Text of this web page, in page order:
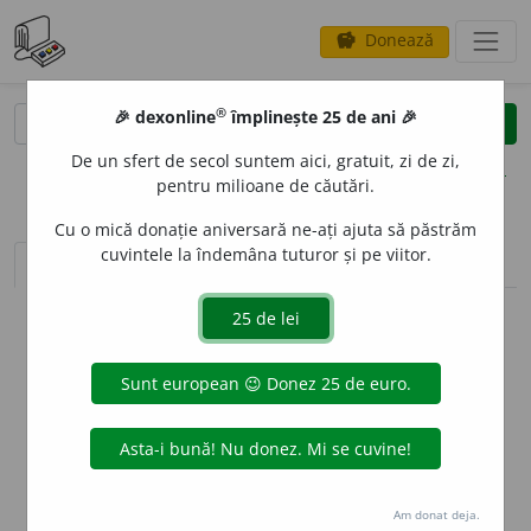
savings Donează
clear
opțiuni
sinteza definițiilor (1) definiții (5) declinări
info
Aceste definiții sunt compilate de
echipa dexonline. Definițiile
originale se află pe filadefiniții.
preferințe
🎉 dexonline® împlinește 25 de ani 🎉
De un sfert de secol suntem aici, gratuit, zi de zi,
pentru milioane de căutări.
Cu o mică donație aniversară ne-ați ajuta să păstrăm
cuvintele la îndemâna tuturor și pe viitor.
Am donat deja.